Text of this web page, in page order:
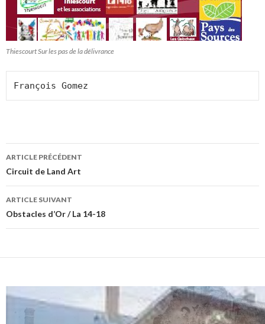
Thiescourt Sur les pas de la délivrance
François Gomez
Navigation
des
articles
ARTICLE PRÉCÉDENT
Circuit de Land Art
ARTICLE SUIVANT
Obstacles d’Or / La 14-18